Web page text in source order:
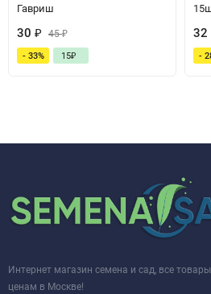
Гавриш
30 ₽ 45₽
- 33% 15₽
32
-
Интернет магазин семена и сад, все
ценам в Москве!